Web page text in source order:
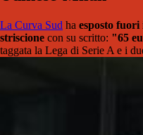
La Curva Sud ha esposto
striscione con su scritto: "65
taggata la Lega di Serie A e i